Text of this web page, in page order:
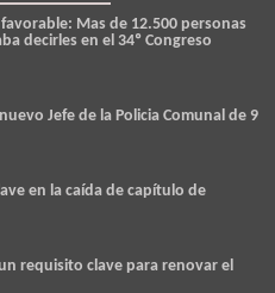
Mas de 12.500 personas
decirles en el 34º Congreso
Jefe de la Policia Comunal de 9
en la caída de capítulo de
requisito clave para renovar el